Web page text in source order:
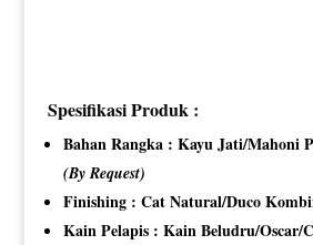
Spesifikasi Produk :
Bahan Rangka : Kayu Jati/Mahoni
(By Request)
Finishing : Cat Natural/Duco
Kain Pelapis : Kain Beludru/Oscar/